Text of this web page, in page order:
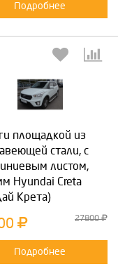
Подробнее
площадкой из
стали, с
листом,
Hyundai Creta
Крета)
27800
Подробнее